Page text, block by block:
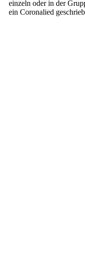
einzeln oder in der
ein Coronalied